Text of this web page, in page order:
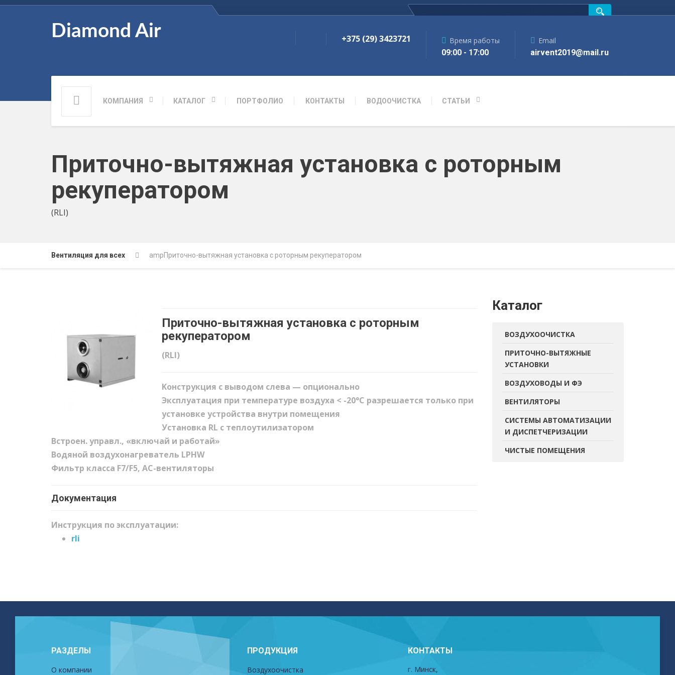
Diamond Air
КОМПАНИЯ КАТАЛОГ ПОРТФОЛИО КОНТАКТЫ ВОДООЧИСТКА СТАТЬИ
+375 (29) 3423721
Время работы
09:00 - 17:00
Email
airvent2019@mail.ru
Приточно-вытяжная установка с роторным
рекуператорoм
(RLI)
Вентиляция для всех ampПриточно-вытяжная установка с роторным рекуператорoм
Приточно-вытяжная установка с роторным
рекуператорoм
(RLI)
Kонструкция с выводом слева — опционально
Эксплуатация при температуре воздуха < -20°C разрешается только при
установке устройства внутри помещения
Установка RL с теплоутилизатором
Bстроен. управл., «включай и работай»
Водяной воздухонагреватель LPHW
Фильтр класса F7/F5, AC-вентиляторы
Документация
Инструкция по эксплуатации:
rli
Каталог
ВОЗДУХООЧИСТКА
ПРИТОЧНО-ВЫТЯЖНЫЕ
УСТАНОВКИ
ВОЗДУХОВОДЫ И ФЭ
ВЕНТИЛЯТОРЫ
СИСТЕМЫ АВТОМАТИЗАЦИИ
И ДИСПЕТЧЕРИЗАЦИИ
ЧИСТЫЕ ПОМЕЩЕНИЯ
РАЗДЕЛЫ
О компании
ПРОДУКЦИЯ
Воздухоочистка
КОНТАКТЫ
г. Минск,